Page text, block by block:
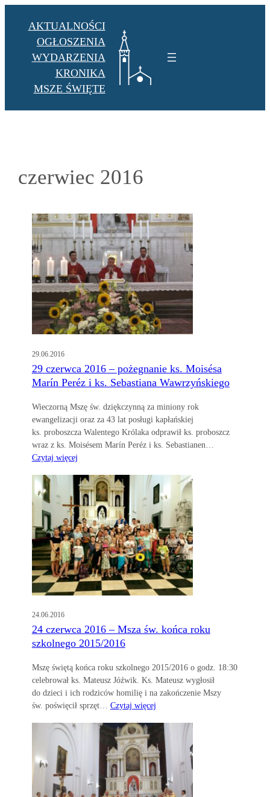
AKTUALNOŚCI
OGŁOSZENIA
WYDARZENIA
KRONIKA
MSZE ŚWIĘTE
czerwiec 2016
29.06.2016
29 czerwca 2016 – pożegnanie ks. Moisésa
Marín Peréz i ks. Sebastiana Wawrzyńskiego
Wieczorną Mszę św. dziękczynną za miniony rok
ewangelizacji oraz za 43 lat posługi kapłańskiej
ks. proboszcza Walentego Królaka odprawił ks. proboszcz
wraz z ks. Moisésem Marín Peréz i ks. Sebastianen…
Czytaj więcej
24.06.2016
24 czerwca 2016 – Msza św. końca roku
szkolnego 2015/2016
Mszę świętą końca roku szkolnego 2015/2016 o godz. 18:30
celebrował ks. Mateusz Jóźwik. Ks. Mateusz wygłosił
do dzieci i ich rodziców homilię i na zakończenie Mszy
św. poświęcił sprzęt… Czytaj więcej